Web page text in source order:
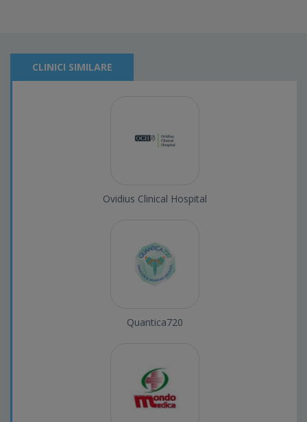
CLINICI SIMILARE
Ovidius Clinical Hospital
Quantica720